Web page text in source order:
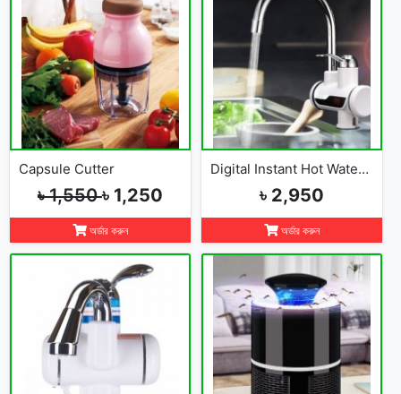
Capsule Cutter
৳ 1,550৳ 1,250
অর্ডার করুন
Digital Instant Hot Water Tap
৳ 2,950
অর্ডার করুন